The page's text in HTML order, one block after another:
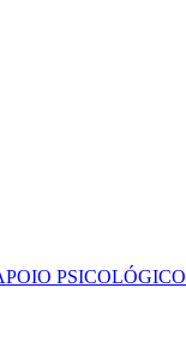
PSICOLÓGICO